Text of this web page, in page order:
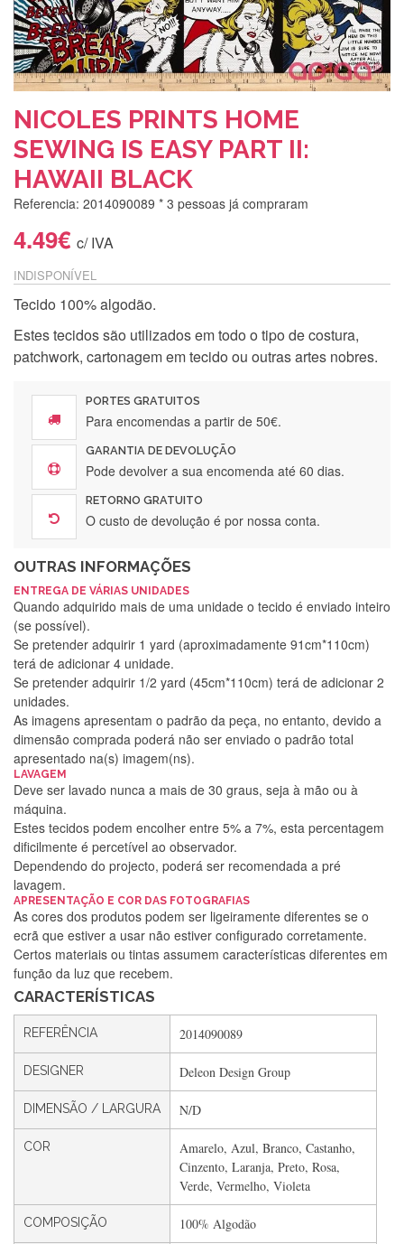
NICOLES PRINTS HOME
SEWING IS EASY PART II:
HAWAII BLACK
Referencia: 2014090089 * 3 pessoas já compraram
4.49€ c/ IVA
INDISPONÍVEL
Tecido 100% algodão.
Estes tecidos são utilizados em todo o tipo de costura,
patchwork, cartonagem em tecido ou outras artes nobres.
PORTES GRATUITOS
Para encomendas a partir de 50€.
GARANTIA DE DEVOLUÇÃO
Pode devolver a sua encomenda até 60 dias.
RETORNO GRATUITO
O custo de devolução é por nossa conta.
OUTRAS INFORMAÇÕES
ENTREGA DE VÁRIAS UNIDADES
Quando adquirido mais de uma unidade o tecido é enviado inteiro
(se possível).
Se pretender adquirir 1 yard (aproximadamente 91cm*110cm)
terá de adicionar 4 unidade.
Se pretender adquirir 1/2 yard (45cm*110cm) terá de adicionar 2
unidades.
As imagens apresentam o padrão da peça, no entanto, devido a
dimensão comprada poderá não ser enviado o padrão total
apresentado na(s) imagem(ns).
LAVAGEM
Deve ser lavado nunca a mais de 30 graus, seja à mão ou à
máquina.
Estes tecidos podem encolher entre 5% a 7%, esta percentagem
dificilmente é percetível ao observador.
Dependendo do projecto, poderá ser recomendada a pré
lavagem.
APRESENTAÇÃO E COR DAS FOTOGRAFIAS
As cores dos produtos podem ser ligeiramente diferentes se o
ecrã que estiver a usar não estiver configurado corretamente.
Certos materiais ou tintas assumem características diferentes em
função da luz que recebem.
CARACTERÍSTICAS
REFERÊNCIA 2014090089
DESIGNER Deleon Design Group
DIMENSÃO / LARGURA N/D
COR
Amarelo, Azul, Branco, Castanho,
Cinzento, Laranja, Preto, Rosa,
Verde, Vermelho, Violeta
COMPOSIÇÃO 100% Algodão
Silvia Lopes
Encomenda direitinha. Rapidez e segurança. Volto a
encomendar.
Silvia André
Gostei ,Serviço bastante rápido. recomendo
Filipa Freire
Rápido, atendimento 5*. Hoje chegará a segunda encomenda
feita de muitas certamente❤️